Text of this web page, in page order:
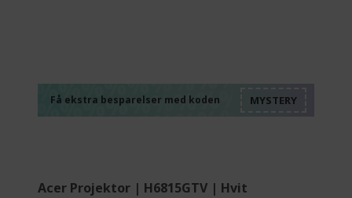
Få ekstra besparelser med koden
Acer Projektor | H6815GTV | Hvit